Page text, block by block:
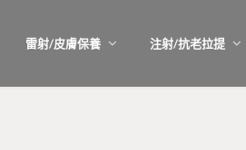
雷射/皮膚保養 注射/抗老拉提